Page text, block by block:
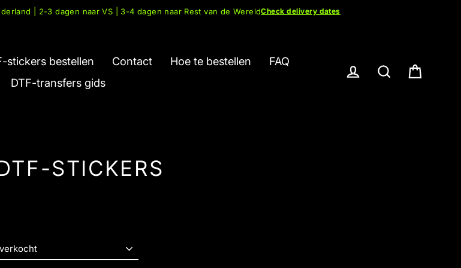
| 2-3 dagen naar VS | 3-4 dagen naar Rest van de WereldCheck delivery dates
stickers bestellen Contact Hoe te bestellen
FAQ
DTF-transfers gids
STICKERS